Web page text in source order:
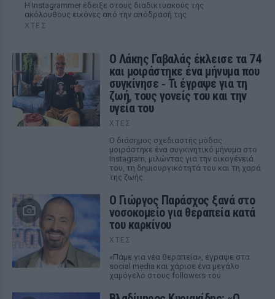
Η Instagrammer έδειξε στους διαδικτυακούς της
ακόλουθους εικόνες από την απόδρασή της
ΧΤΕΣ
Ο Λάκης Γαβαλάς έκλεισε τα 74
και μοιράστηκε ένα μήνυμα που
συγκίνησε ‑ Τι έγραψε για τη
ζωή, τους γονείς του και την
υγεία του
ΧΤΕΣ
Ο διάσημος σχεδιαστής μόδας
μοιράστηκε ένα συγκινητικό μήνυμα στο
Instagram, μιλώντας για την οικογένειά
του, τη δημιουργικότητά του και τη χαρά
της ζωής.
O Γιώργος Παράσχος ξανά στο
νοσοκομείο για θεραπεία κατά
του καρκίνου
ΧΤΕΣ
«Πάμε για νέα θεραπεία», έγραψε στα
social media και χάρισε ένα μεγάλο
χαμόγελο στους followers του